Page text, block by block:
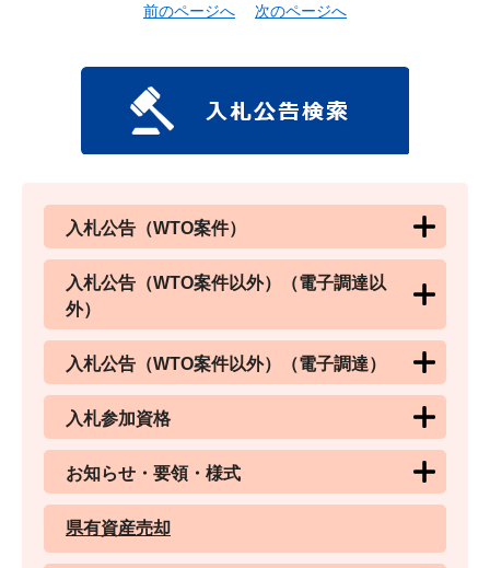
前のページへ 次のページへ
入札公告（WTO案件）
入札公告（WTO案件以外）（電子調達以
外）
入札公告（WTO案件以外）（電子調達）
入札参加資格
お知らせ・要領・様式
県有資産売却